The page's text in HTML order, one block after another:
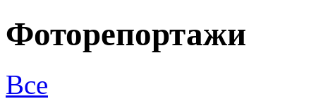
Фоторепортажи
Все